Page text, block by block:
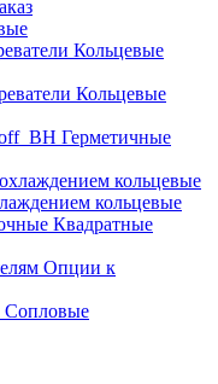
Кольцевые
Кольцевые
Герметичные
кольцевые
Квадратные
Опции к
Cопловые